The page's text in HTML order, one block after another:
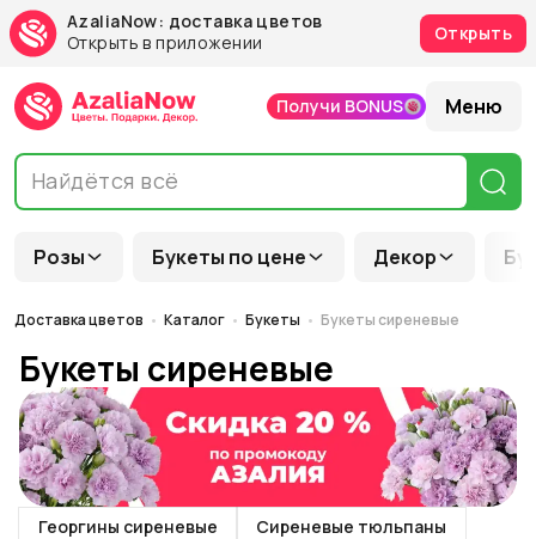
AzaliaNow: доставка цветов
Открыть в приложении
Открыть
Розы Букеты по цене Декор
Получи BONUS Меню
Доставка цветов Каталог Букеты Букеты сиреневые
Букеты сиреневые
Георгины сиреневые
Сиреневые тюльпаны